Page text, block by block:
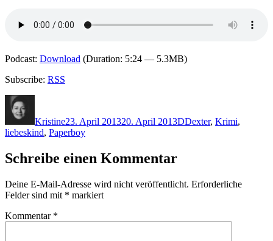
Podcast: Download (Duration: 5:24 — 5.3MB)
Subscribe: RSS
Kristine23. April 201320. April 2013DDexter, Krimi,
liebeskind, Paperboy
Schreibe einen Kommentar
Deine E-Mail-Adresse wird nicht veröffentlicht. Erforderliche
Felder sind mit * markiert
Kommentar *